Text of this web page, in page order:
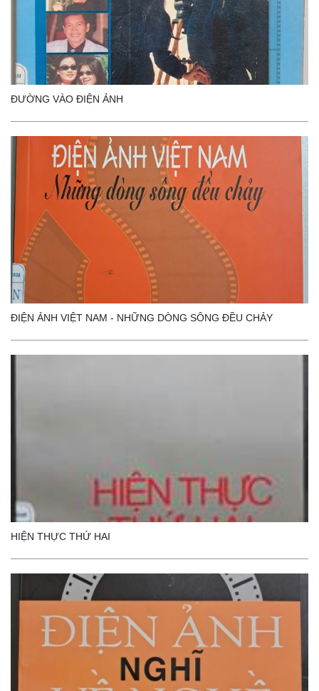
ĐƯỜNG VÀO ĐIỆN ẢNH
ĐIỆN ẢNH VIỆT NAM - NHỮNG DÒNG SÔNG ĐỀU CHẢY
HIỆN THỰC THỨ HAI